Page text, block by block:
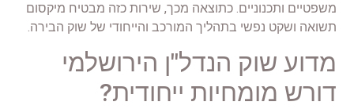
משפטיים ותכנוניים. כתוצאה מכך, שירות כזה מבטיח מיקסום
תשואה ושקט נפשי בתהליך המורכב והייחודי של שוק הבירה.
מדוע שוק הנדל"ן הירושלמי
דורש מומחיות ייחודית?